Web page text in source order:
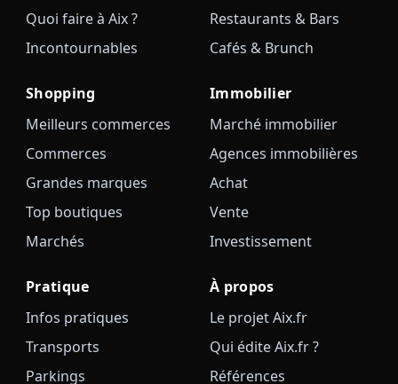
Quoi faire à Aix ?
Incontournables
Restaurants & Bars
Cafés & Brunch
Shopping
Meilleurs commerces
Commerces
Grandes marques
Top boutiques
Marchés
Immobilier
Marché immobilier
Agences immobilières
Achat
Vente
Investissement
Pratique
Infos pratiques
Transports
Parkings
À propos
Le projet Aix.fr
Qui édite Aix.fr ?
Références